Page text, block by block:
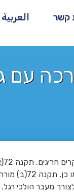
קשר العربية
עם
תקנות התעבורה
קובעת כי אסורה חניה על מדרכה, אלא אם כן הותר הדבר באמצעות תמרור או סימון. כמו כן, תקנה